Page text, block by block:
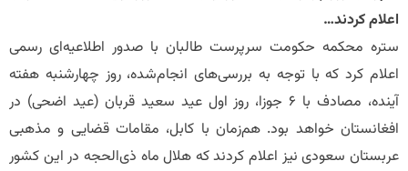
اعلام کردند…
ستره محکمه حکومت سرپرست طالبان با صدور اطلاعیه‌ای رسمی
اعلام کرد که با توجه به بررسی‌های انجام‌شده، روز چهارشنبه هفته
آینده، مصادف با ۶ جوزا، روز اول عید سعید قربان (عید اضحی) در
افغانستان خواهد بود. هم‌زمان با کابل، مقامات قضایی و مذهبی
عربستان سعودی نیز اعلام کردند که هلال ماه ذی‌الحجه در این کشور